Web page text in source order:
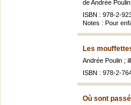
de Andrée
ISBN : 978-2-
Notes : Pour
Les
Andrée Poulin ;
ISBN : 978-2-
Où sont